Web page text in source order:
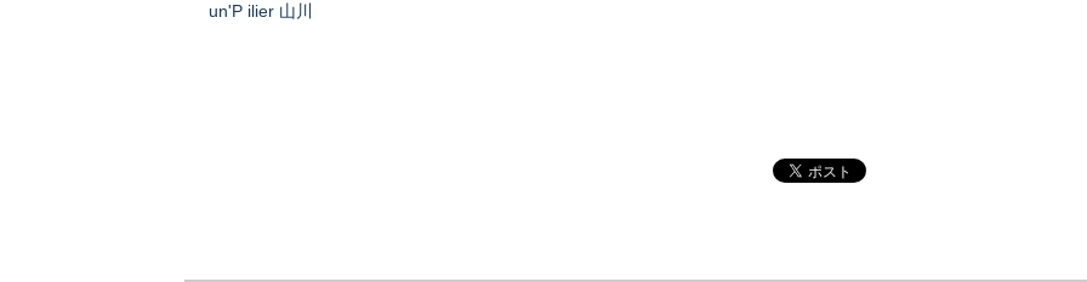
un'P ilier 山川